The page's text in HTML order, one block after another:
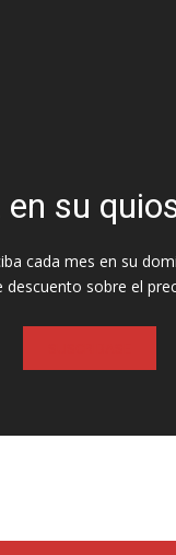
en su
cada mes en su
descuento sobre el